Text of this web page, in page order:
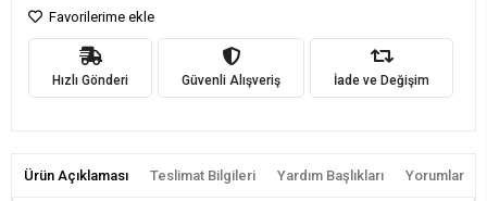
Favorilerime ekle
Hızlı Gönderi Güvenli Alışveriş İade ve Değişim
Ürün Açıklaması Teslimat Bilgileri Yardım Başlıkları Yorumlar